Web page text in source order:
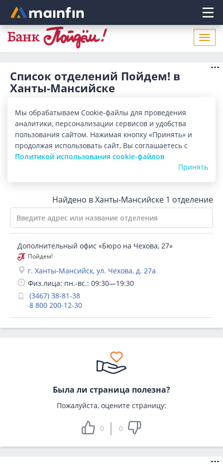
Главное меню
Список отделений Пойдем! в
Ханты-Мансийске
адресов, поиск ближайшего отделения Пойдем! в Ханты-
Мансийске по адресу, названию. Часы работы, телефоны,
контактные данные.
Показать весь
Карта
Найдено в Ханты-Мансийске 1 отделение
Дополнительный офис «Бюро на Чехова, 27»
Пойдем!
г. Ханты-Мансийск, ул. Чехова, д. 27а
Физ.лица: пн.-вс.: 09:30—19:30
(3467) 38-81-38
8 800 200-12-30
Была ли страница полезна?
Пожалуйста, оцените страницу:
0 0
Мы обрабатываем Cookie-файлы для проведения
аналитики, персонализации сервисов и удобства
пользования сайтом. Нажимая кнопку «Принять» и
продолжая использовать сайт, Вы соглашаетесь с
Политикой использования cookie-файлов
Принять